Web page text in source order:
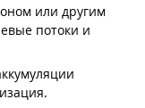
или другим
потоки и